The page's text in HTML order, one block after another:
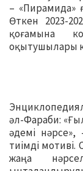
– «Пирамида»
Өткен 2023-
қоғамына
оқытушылары
әл-Фараби:
әдемі
тиімді мотиві.
жаңа